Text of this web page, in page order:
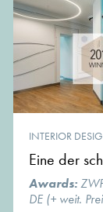
INTERIOR
Eine der
Awards:
DE (+ weit.